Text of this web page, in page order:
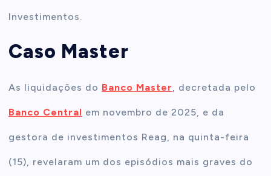
Investimentos.
Caso Master
As liquidações do Banco Master, decretada pelo
Banco Central em novembro de 2025, e da
gestora de investimentos Reag, na quinta-feira
(15), revelaram um dos episódios mais graves do